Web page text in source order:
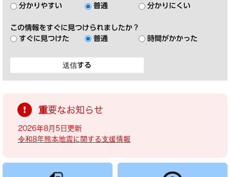
分かりやすい 普通 分かりにくい
この情報をすぐに見つけられましたか？
すぐに見つけた
普通 時間がかかった
重要なお知らせ
2026年8月5日更新
令和8年熊本地震に関する支援情報